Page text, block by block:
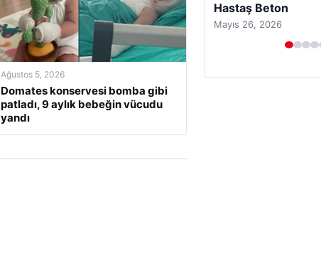
Ağustos 5, 2026
Domates konservesi bomba gibi
patladı, 9 aylık bebeğin vücudu
yandı
Prenses Night Club
Nisan 29, 2026